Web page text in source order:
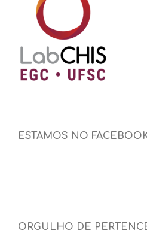
ESTAMOS NO
ORGULHO DE